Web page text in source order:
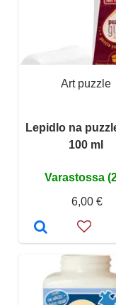
Art puzzle
Lepidlo na
100 ml
Varastossa
6,00 €